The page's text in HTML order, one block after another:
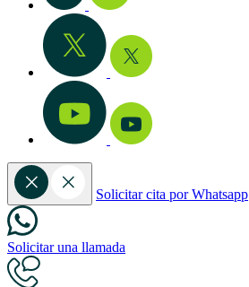
Solicitar cita por Whatsapp
Solicitar una llamada